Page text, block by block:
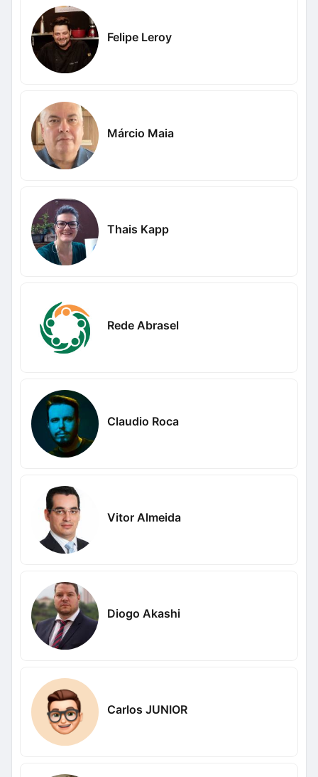
Felipe Leroy
Márcio Maia
Thais Kapp
Rede Abrasel
Claudio Roca
Vitor Almeida
Diogo Akashi
Carlos JUNIOR